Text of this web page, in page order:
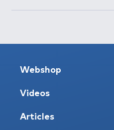
Webshop
Videos
Articles